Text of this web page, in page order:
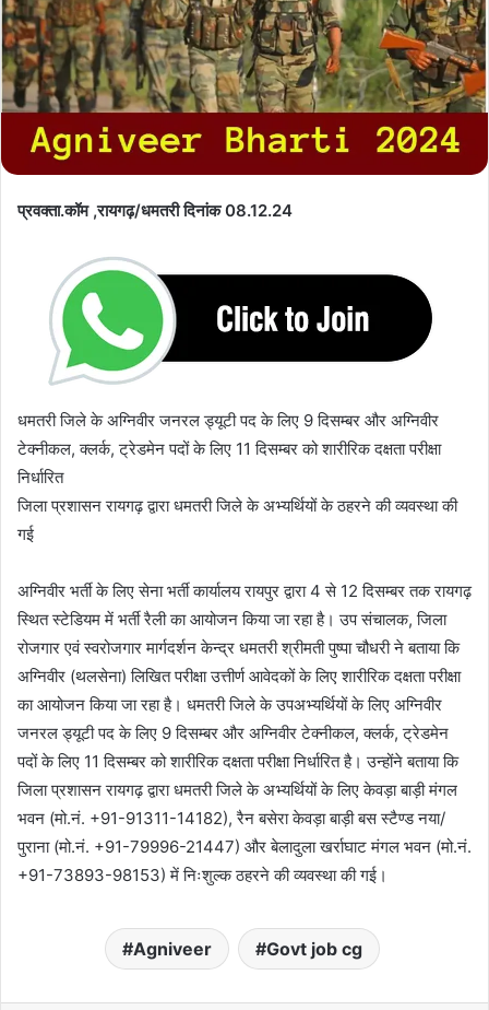
प्रवक्ता.कॉम ,रायगढ़/धमतरी दिनांक 08.12.24
धमतरी जिले के अग्निवीर जनरल ड्यूटी पद के लिए 9 दिसम्बर और अग्निवीर
टेक्नीकल, क्लर्क, ट्रेडमेन पदों के लिए 11 दिसम्बर को शारीरिक दक्षता परीक्षा
निर्धारित
जिला प्रशासन रायगढ़ द्वारा धमतरी जिले के अभ्यर्थियों के ठहरने की व्यवस्था की
गई
अग्निवीर भर्ती के लिए सेना भर्ती कार्यालय रायपुर द्वारा 4 से 12 दिसम्बर तक रायगढ़
स्थित स्टेडियम में भर्ती रैली का आयोजन किया जा रहा है। उप संचालक, जिला
रोजगार एवं स्वरोजगार मार्गदर्शन केन्द्र धमतरी श्रीमती पुष्पा चौधरी ने बताया कि
अग्निवीर (थलसेना) लिखित परीक्षा उत्तीर्ण आवेदकों के लिए शारीरिक दक्षता परीक्षा
का आयोजन किया जा रहा है। धमतरी जिले के उपअभ्यर्थियों के लिए अग्निवीर
जनरल ड्यूटी पद के लिए 9 दिसम्बर और अग्निवीर टेक्नीकल, क्लर्क, ट्रेडमेन
पदों के लिए 11 दिसम्बर को शारीरिक दक्षता परीक्षा निर्धारित है। उन्होंने बताया कि
जिला प्रशासन रायगढ़ द्वारा धमतरी जिले के अभ्यर्थियों के लिए केवड़ा बाड़ी मंगल
भवन (मो.नं. +91-91311-14182), रैन बसेरा केवड़ा बाड़ी बस स्टैण्ड नया/
पुराना (मो.नं. +91-79996-21447) और बेलादुला खर्राघाट मंगल भवन (मो.नं.
+91-73893-98153) में निःशुल्क ठहरने की व्यवस्था की गई।
Agniveer Govt job cg